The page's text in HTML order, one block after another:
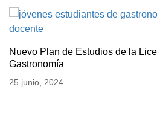
Nuevo Plan de Estudios de la
Gastronomía
25 junio, 2024